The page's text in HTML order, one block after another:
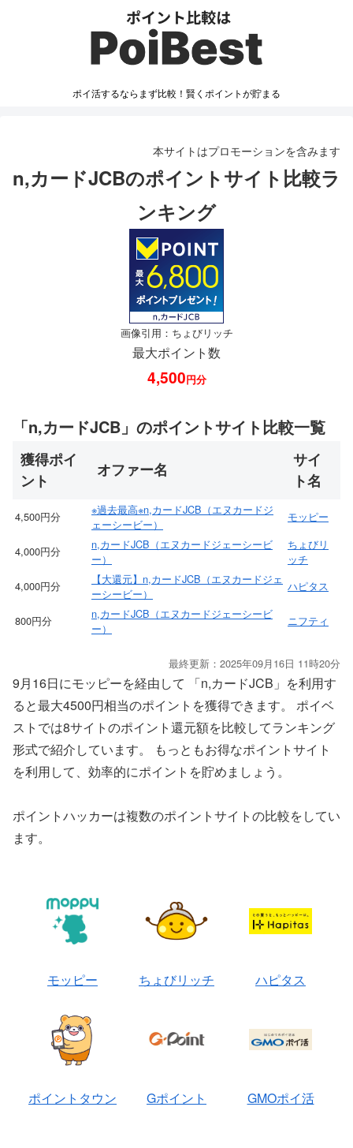
ポイ活するならまず比較！賢くポイントが貯まる
本サイトはプロモーションを含みます
n,カードJCBのポイントサイト比較ラ
ンキング
画像引用：ちょびリッチ
最大ポイント数
4,500円分
「n,カードJCB」のポイントサイト比較一覧
獲得ポイ
ント
オファー名
サイ
ト名
4,500円分
※過去最高※n,カードJCB（エヌカードジ
ェーシービー）
モッピー
4,000円分
n,カードJCB（エヌカードジェーシービ
ー）
ちょびリ
ッチ
4,000円分
【大還元】n,カードJCB（エヌカードジェ
ーシービー）
ハピタス
800円分
n,カードJCB（エヌカードジェーシービ
ー）
ニフティ
最終更新：2025年09月16日 11時20分
9月16日にモッピーを経由して 「n,カードJCB」を利用す
ると最大4500円相当のポイントを獲得できます。 ポイベ
ストでは8サイトのポイント還元額を比較してランキング
形式で紹介しています。 もっともお得なポイントサイト
を利用して、効率的にポイントを貯めましょう。
ポイントハッカーは複数のポイントサイトの比較をしてい
ます。
モッピー ちょびリッチ ハピタス
ポイントタウン Gポイント GMOポイ活